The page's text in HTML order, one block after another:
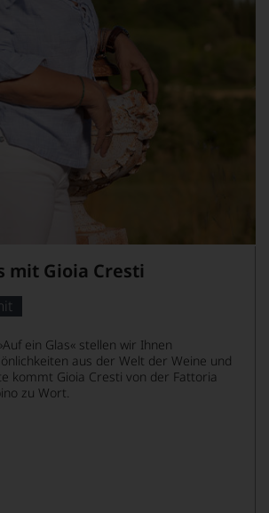
mit Gioia Cresti
ein Glas« stellen wir Ihnen
aus der Welt der Weine und
kommt Gioia Cresti von der Fattoria
zu Wort.